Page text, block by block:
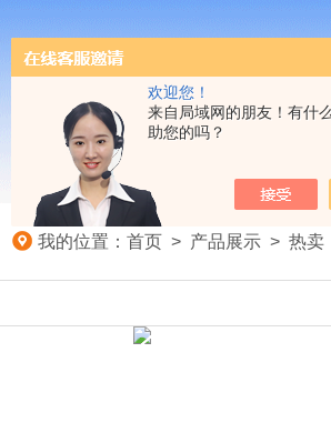
欢迎您！
来自局域网的朋友！有什
助您的吗？
我的位置： 首页 > 产品展示 > 热卖